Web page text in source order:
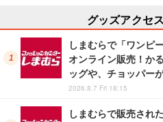
グッズアクセ
しまむらで「ワンピ
オンライン販売！か
ッグや、チョッパー
2026.8.7 Fri 18:15
しまむらで販売され